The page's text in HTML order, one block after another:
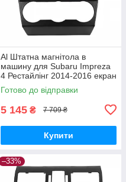
Al Штатна магнітола в
машину для Subaru Impreza
4 Рестайлінг 2014-2016 екран
9" 1/16Gb Wi-Fi GPS Base
Готово до відправки
5 145 ₴ 7 709 ₴
Купити
–33%